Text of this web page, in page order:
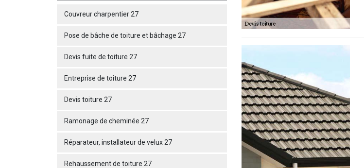
Couvreur charpentier 27
Pose de bâche de toiture et bâchage 27
Devis fuite de toiture 27
Entreprise de toiture 27
Devis toiture 27
Ramonage de cheminée 27
Réparateur, installateur de velux 27
Rehaussement de toiture 27